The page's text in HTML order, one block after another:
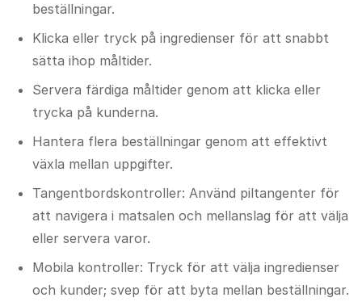
beställningar.
Klicka eller tryck på ingredienser för att snabbt
sätta ihop måltider.
Servera färdiga måltider genom att klicka eller
trycka på kunderna.
Hantera flera beställningar genom att effektivt
växla mellan uppgifter.
Tangentbordskontroller: Använd piltangenter för
att navigera i matsalen och mellanslag för att välja
eller servera varor.
Mobila kontroller: Tryck för att välja ingredienser
och kunder; svep för att byta mellan beställningar.